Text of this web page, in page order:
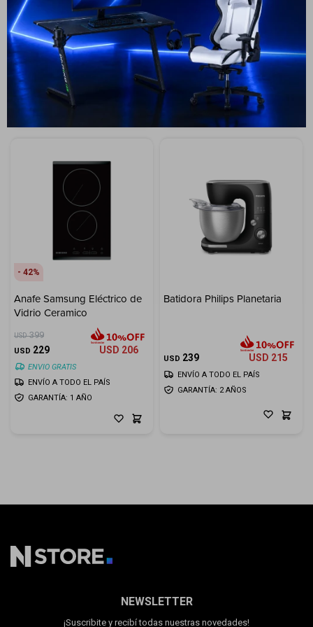
Vidrio Ceramico
USD 599
USD 399 USD359
ENVIO GRATIS
GARANTÍA: 1 AÑO
ENVÍO A TODO EL PAÍS
USD 99
USD 69 USD62
GARANTÍA: 2 AÑOS
ENVÍO A TODO EL PAÍS
42
Anafe Samsung Eléctrico de
Vidrio Ceramico
USD 399
USD 229 USD 206
ENVIO GRATIS
GARANTÍA: 1 AÑO
ENVÍO A TODO EL PAÍS
Batidora Philips Planetaria
USD 239 USD 215
GARANTÍA: 2 AÑOS
ENVÍO A TODO EL PAÍS
NEWSLETTER
¡Suscribite y recibí todas nuestras novedades!